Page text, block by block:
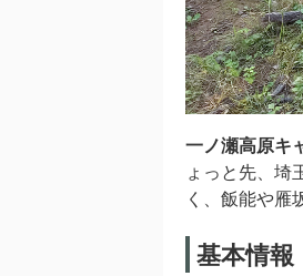
一ノ瀬高原キ
ょっと先、埼
く、飯能や雁
基本情報